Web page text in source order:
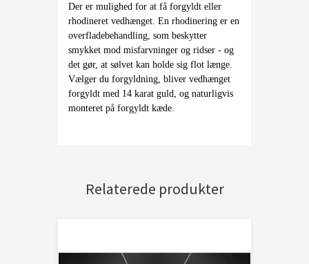
Der er mulighed for at få forgyldt eller
rhodineret vedhænget. En rhodinering er en
overfladebehandling, som beskytter
smykket mod misfarvninger og ridser - og
det gør, at sølvet kan holde sig flot længe.
Vælger du forgyldning, bliver vedhænget
forgyldt med 14 karat guld, og naturligvis
monteret på forgyldt kæde.
Relaterede produkter